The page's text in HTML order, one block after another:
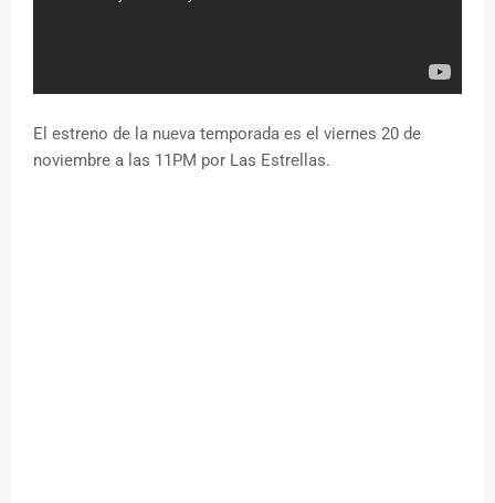
El estreno de la nueva temporada es el viernes 20 de
noviembre a las 11PM por Las Estrellas.